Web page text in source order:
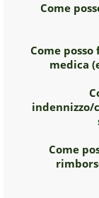
Come
Come
medica
indennizzo/
Come